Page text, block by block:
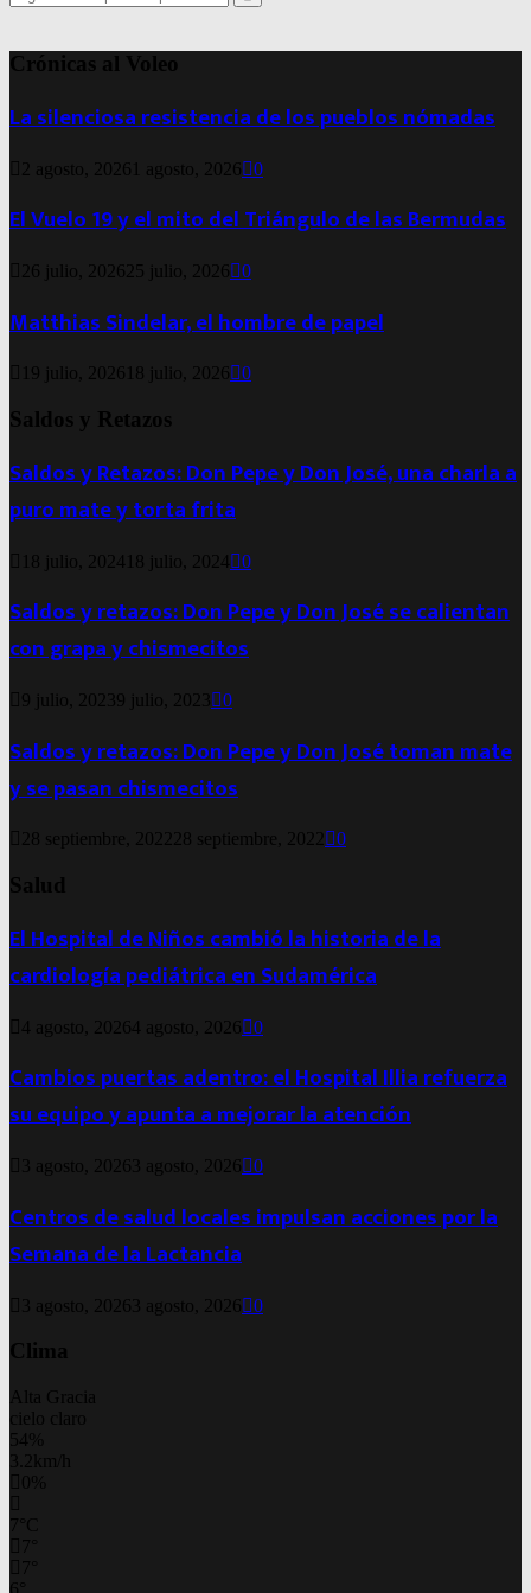
for:
Search
Crónicas al Voleo
La silenciosa resistencia de los pueblos nómadas
2 agosto, 2026 1 agosto, 2026 0
El Vuelo 19 y el mito del Triángulo de las Bermudas
26 julio, 2026 25 julio, 2026 0
Matthias Sindelar, el hombre de papel
19 julio, 2026 18 julio, 2026 0
Saldos y Retazos
Saldos y Retazos: Don Pepe y Don José, una charla a
puro mate y torta frita
18 julio, 2024 18 julio, 2024 0
Saldos y retazos: Don Pepe y Don José se calientan
con grapa y chismecitos
9 julio, 20239 julio, 2023 0
Saldos y retazos: Don Pepe y Don José toman mate
y se pasan chismecitos
28 septiembre, 202228 septiembre, 2022 0
Salud
El Hospital de Niños cambió la historia de la
cardiología pediátrica en Sudamérica
4 agosto, 20264 agosto, 2026 0
Cambios puertas adentro: el Hospital Illia refuerza
su equipo y apunta a mejorar la atención
3 agosto, 2026 3 agosto, 2026 0
Centros de salud locales impulsan acciones por la
Semana de la Lactancia
3 agosto, 2026 3 agosto, 2026 0
Clima
Alta Gracia
cielo claro
54%
3.2km/h
0%
7 C
7
7
6